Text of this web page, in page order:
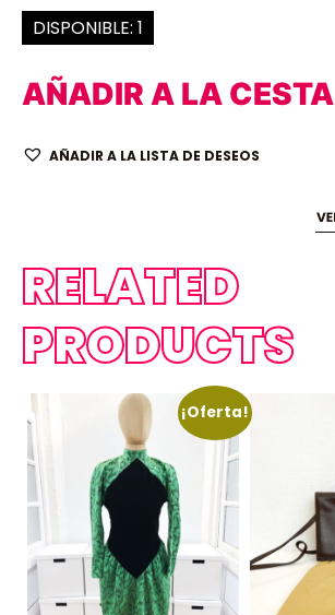
DISPONIBLE: 1
AÑADIR A LA CESTA
AÑADIR A LA LISTA DE DESEOS
RELATED
PRODUCTS
¡Oferta!